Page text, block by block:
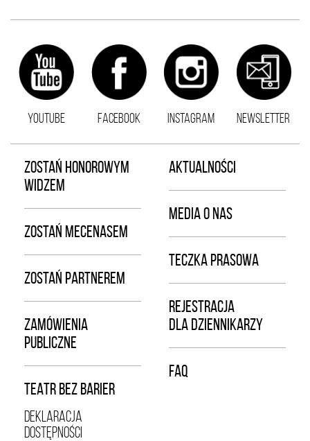
YOUTUBE FACEBOOK INSTAGRAM NEWSLETTER
ZOSTAŃ HONOROWYM
WIDZEM
ZOSTAŃ MECENASEM
ZOSTAŃ PARTNEREM
ZAMÓWIENIA
PUBLICZNE
TEATR BEZ BARIER
DEKLARACJA
DOSTĘPNOŚCI
AKTUALNOŚCI
MEDIA O NAS
TECZKA PRASOWA
REJESTRACJA
DLA DZIENNIKARZY
FAQ